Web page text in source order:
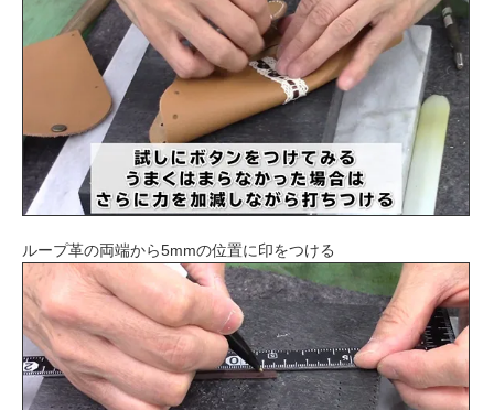
ループ革の両端から5mmの位置に印をつける